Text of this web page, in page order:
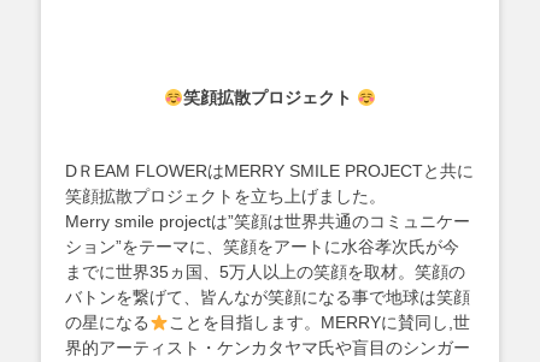
笑顔拡散プロジェクト
DＲEAM FLOWERはMERRY SMILE PROJECTと共に
笑顔拡散プロジェクトを立ち上げました。
Merry smile projectは”笑顔は世界共通のコミュニケー
ション”をテーマに、笑顔をアートに水谷孝次氏が今
までに世界35ヵ国、5万人以上の笑顔を取材。笑顔の
バトンを繋げて、皆んなが笑顔になる事で地球は笑顔
の星になる
ことを目指します。MERRYに賛同し,世
界的アーティスト・ケンカタヤマ氏や盲目のシンガー